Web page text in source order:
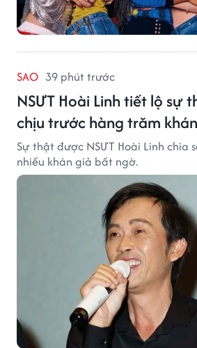
SAO 39 phút trước
NSƯT Hoài Linh tiết lộ sự
chịu trước hàng trăm
Sự thật được NSƯT Hoài Linh chia
nhiều khán giả bất ngờ.